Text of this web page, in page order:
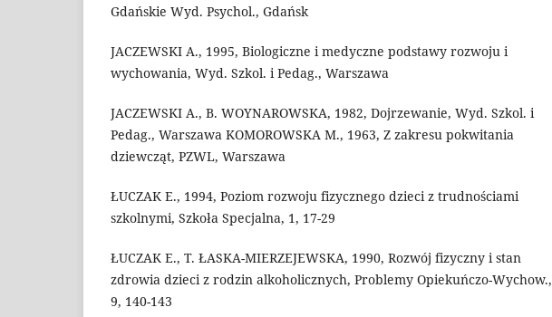
Gdańskie Wyd. Psychol., Gdańsk
JACZEWSKI A., 1995, Biologiczne i medyczne podstawy rozwoju i
wychowania, Wyd. Szkol. i Pedag., Warszawa
JACZEWSKI A., B. WOYNAROWSKA, 1982, Dojrzewanie, Wyd. Szkol. i
Pedag., Warszawa KOMOROWSKA M., 1963, Z zakresu pokwitania
dziewcząt, PZWL, Warszawa
ŁUCZAK E., 1994, Poziom rozwoju fizycznego dzieci z trudnościami
szkolnymi, Szkoła Specjalna, 1, 17-29
ŁUCZAK E., T. ŁASKA-MIERZEJEWSKA, 1990, Rozwój fizyczny i stan
zdrowia dzieci z rodzin alkoholicznych, Problemy Opiekuńczo-Wychow.,
9, 140-143